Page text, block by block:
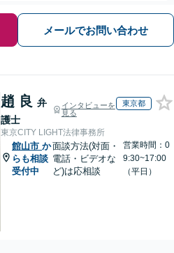
メールでお問い合わせ
趙 良 弁
護士
インタビューを
見る
東京都
東京CITY LIGHT法律事務所
館山市 か
らも相談
受付中
面談方法(対面・
電話・ビデオな
ど)は応相談
営業時間：0
9:30~17:00
（平日）